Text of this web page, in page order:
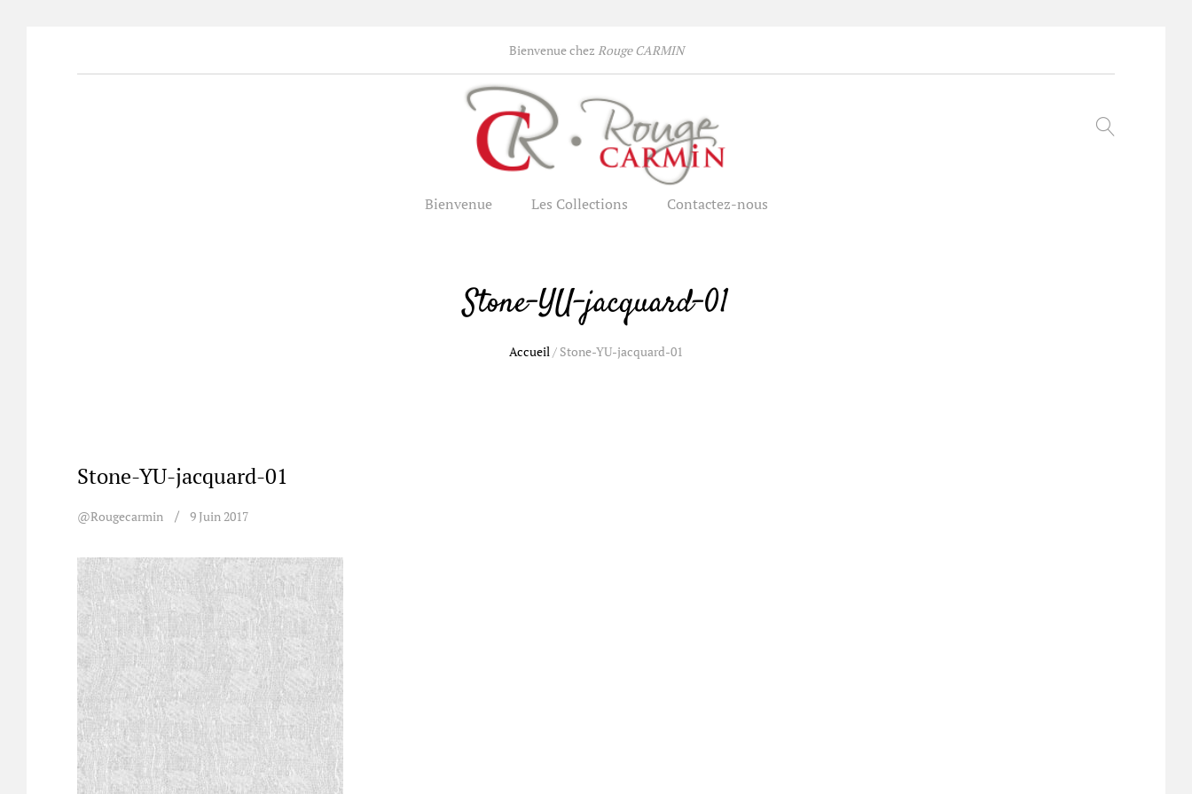
Bienvenue chez Rouge CARMIN
Bienvenue Les Collections Contactez-nous
Stone-YU-jacquard-01
Accueil/ Stone-YU-jacquard-01
Stone-YU-jacquard-01
@rougecarmin 9 Juin 2017